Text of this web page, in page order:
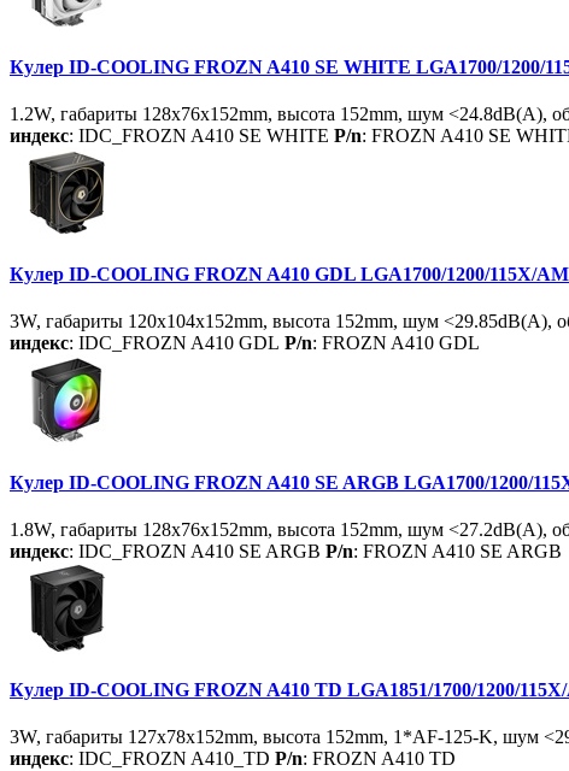
Кулер ID-COOLING FROZN A410 SE WHITE LGA1700/1200/
1.2W, габариты 128x76x152mm, высота 152mm, шум <24.8dB(A),
индекс: IDC_FROZN A410 SE WHITE P/n: FROZN A410 SE
Кулер ID-COOLING FROZN A410 GDL LGA1700/1200/115X/
3W, габариты 120x104x152mm, высота 152mm, шум <29.85dB(A),
индекс: IDC_FROZN A410 GDL P/n: FROZN A410 GDL
Кулер ID-COOLING FROZN A410 SE ARGB LGA1700/1200/
1.8W, габариты 128x76x152mm, высота 152mm, шум <27.2dB(A),
индекс: IDC_FROZN A410 SE ARGB P/n: FROZN A410 SE ARGB
Кулер ID-COOLING FROZN A410 TD LGA1851/1700/1200/
3W, габариты 127x78x152mm, высота 152mm, 1*AF-125-K, шум
индекс: IDC_FROZN A410_TD P/n: FROZN A410 TD